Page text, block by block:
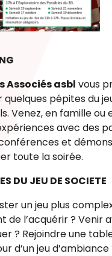
Associés asbl vous
pépites du
Venez, en famille ou
avec des
et
toute la soirée.
DU JEU DE SOCIETE
un jeu plus
de l’acquérir ? Venir
? Rejoindre une
d’un jeu d’ambiance